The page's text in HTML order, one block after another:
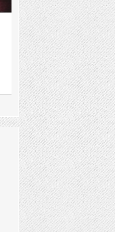
"Megpróbálok annyi pénzt költeni
a kultúrára, így a műgyűjtésre,
amennyi még nem fáj. Azt
szoktam mondani, hogy ha
holnap leég minden olyan
objektum, ahol nekem képem
van, akkor nagyon-nagyon
szomorú...